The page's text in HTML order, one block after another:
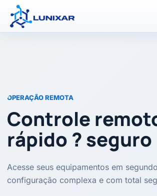
OPERAÇÃO REMOTA
Controle
rápido ? seguro
Acesse seus equipamentos em
configuração complexa e com total